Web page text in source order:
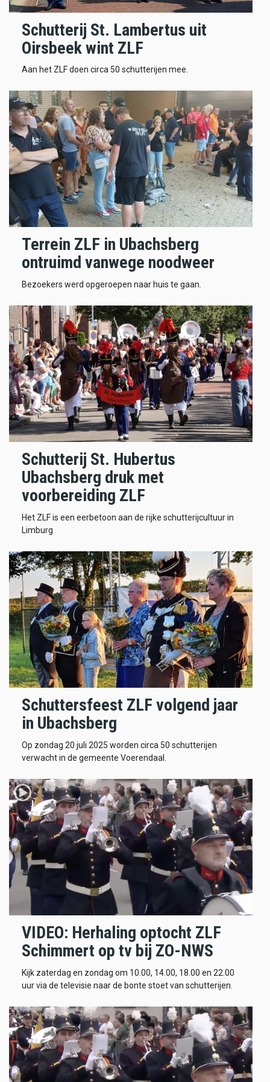
Schutterij St. Lambertus uit
Oirsbeek wint ZLF
Aan het ZLF doen circa 50 schutterijen mee.
Terrein ZLF in Ubachsberg
ontruimd vanwege noodweer
Bezoekers werd opgeroepen naar huis te gaan.
Schutterij St. Hubertus
Ubachsberg druk met
voorbereiding ZLF
Het ZLF is een eerbetoon aan de rijke schutterijcultuur in
Limburg
Schuttersfeest ZLF volgend jaar
in Ubachsberg
Op zondag 20 juli 2025 worden circa 50 schutterijen
verwacht in de gemeente Voerendaal.
VIDEO: Herhaling optocht ZLF
Schimmert op tv bij ZO-NWS
Kijk zaterdag en zondag om 10.00, 14.00, 18.00 en 22.00
uur via de televisie naar de bonte stoet van schutterijen.